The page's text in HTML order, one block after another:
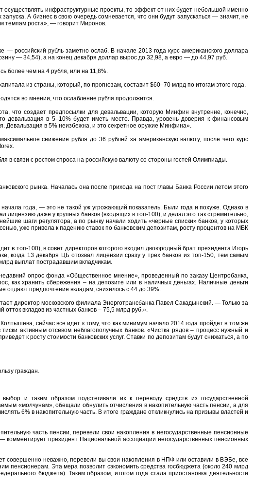
инфраструктурные проекты, то эффект от них будет небольшой именно
А бизнес в свою очередь сомневается, что они будут запускаться — значит, не
темпам роста», — говорит Миронов.
российский рубль заметно ослаб. В начале 2013 года курс американского доллара
— 34,54), а на конец декабря доллар вырос до 32,98, а евро — до 44,97 руб.
более чем на 4 рубля, или на 11,8%.
из страны, который, по прогнозам, составит $60–70 млрд по итогам этого года.
во мнении, что ослабление рубля продолжится.
что создает предпосылки для девальвации, которую Минфин внутренне, конечно,
в 5–10% будет иметь место. Правда, уровень доверия к финансовым
Девальвация в 5% неизбежна, и это секретное оружие Минфина».
снижение рубля до 36 рублей за американскую валюту, после чего курс
в связи с ростом спроса на российскую валюту со стороны гостей Олимпиады.
рынка. Началась она после прихода на пост главы Банка России летом этого
года, — это не такой уж угрожающий показатель. Были года и похуже. Однако в
лицензию даже у крупных банков (входящих в топ-100), и делал это так стремительно,
шаги регулятора, а по рынку начали ходить «черные списки» банков, у которых
уже привела к падению ставок по банковским депозитам, росту процентов на МБК
в топ-100), в совет директоров которого входил двоюродный брат президента Игорь
когда 13 декабря ЦБ отозвал лицензии сразу у трех банков из топ-150, тем самым
выплат пострадавшим вкладчикам.
опрос фонда «Общественное мнение», проведенный по заказу Центробанка,
как хранить сбережения – на депозите или в наличных деньгах. Наличные деньги
отдают предпочтение вкладам, снизилось с 44 до 39%.
директор московского филиала Энерготрансбанка Павел Сакадынский. — Только за
отток вкладов из частных банков – 75,5 млрд руб.».
сейчас все идет к тому, что как минимум начало 2014 года пройдет в том же
активным отсевом неблагополучных банков. «Чистка рядов – процесс нужный и
к росту стоимости банковских услуг. Ставки по депозитам будут снижаться, а по
граждан.
и таким образом подстегивали их к переводу средств из государственной
«молчунам», обещали обнулить отчисления в накопительную часть пенсии, а для
6% в накопительную часть. В итоге граждане откликнулись на призывы властей и
часть пенсии, перевели свои накопления в негосударственные пенсионные
президент Национальной ассоциации негосударственных пенсионных
совершенно неважно, перевели вы свои накопления в НПФ или оставили в ВЭБе, все
пенсионерам. Эта мера позволит сэкономить средства госбюджета (около 240 млрд
бюджета). Таким образом, итогом года стала приостановка деятельности